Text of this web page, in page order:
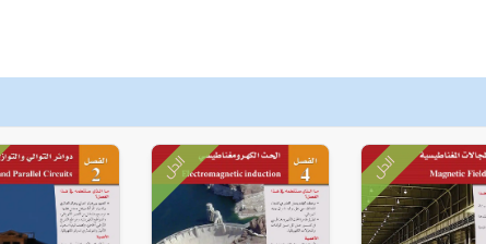
الحل الحل